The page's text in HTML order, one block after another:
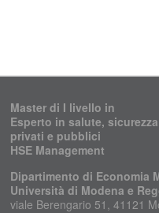
Master di I livello in
Esperto in salute,
privati e pubblici
HSE Management
Dipartimento di Economia
Università di Modena e
viale Berengario 51, 41121